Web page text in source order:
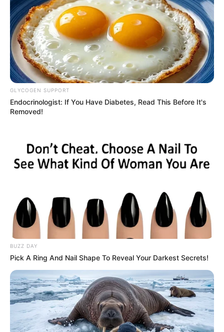
Dimanche 9 Mars 2025 à CAGNES SUR MER Réunion
1 PRIX DE ROME – TOR DI VALLE – Trot attelé – 2925
mètres.
GLYCOGEN SUPPORT
Endocrinologist: If You Have Diabetes, Read This Before It's
Removed!
BUZZ DAY
Pick A Ring And Nail Shape To Reveal Your Darkest Secrets!